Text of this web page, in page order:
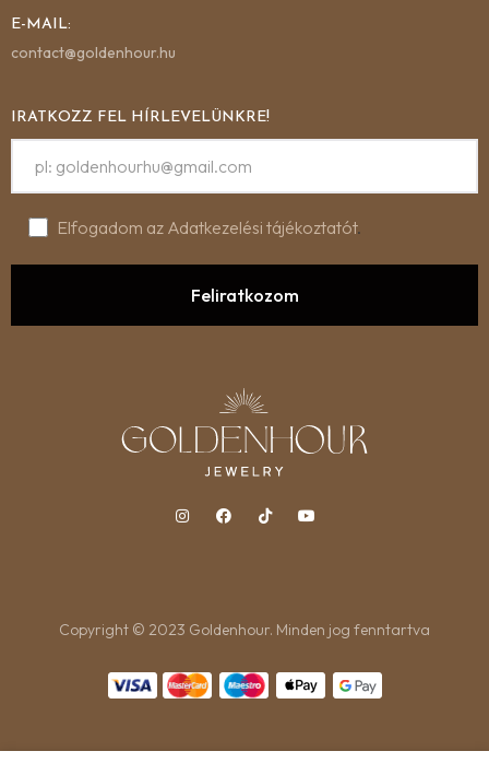
E-MAIL:
contact@goldenhour.hu
IRATKOZZ FEL HÍRLEVELÜNKRE!
Elfogadom az Adatkezelési tájékoztatót.
Copyright © 2023 Goldenhour. Minden jog fenntartva